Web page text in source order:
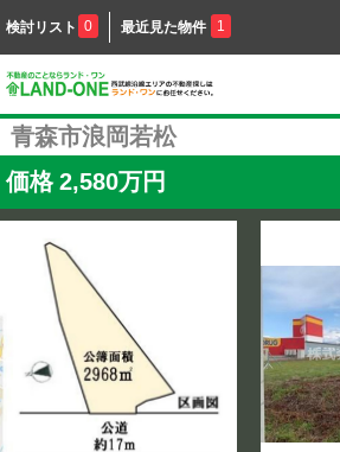
検討リスト 0 最近見た物件 1
青森市浪岡若松
価格 2,580万円